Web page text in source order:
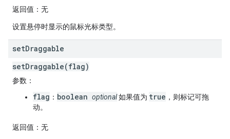
返回值 ：无
设置悬停时显示的鼠标光标类型。
setDraggable
setDraggable(flag)
参数 ：
flag ： boolean optional如果值为 true ，则标记可拖
动。
返回值 ：无